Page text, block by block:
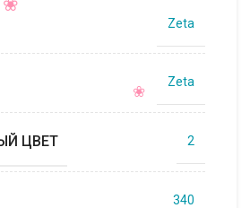
Zeta
Zeta
ЦВЕТ 2
340